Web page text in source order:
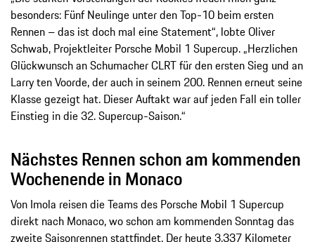
besonders: Fünf Neulinge unter den Top-10 beim ersten
Rennen – das ist doch mal eine Statement“, lobte Oliver
Schwab, Projektleiter Porsche Mobil 1 Supercup. „Herzlichen
Glückwunsch an Schumacher CLRT für den ersten Sieg und an
Larry ten Voorde, der auch in seinem 200. Rennen erneut seine
Klasse gezeigt hat. Dieser Auftakt war auf jeden Fall ein toller
Einstieg in die 32. Supercup-Saison.“
Nächstes Rennen schon am kommenden
Wochenende in Monaco
Von Imola reisen die Teams des Porsche Mobil 1 Supercup
direkt nach Monaco, wo schon am kommenden Sonntag das
zweite Saisonrennen stattfindet. Der heute 3,337 Kilometer